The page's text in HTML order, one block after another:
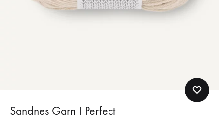
Sandnes Garn I Perfect